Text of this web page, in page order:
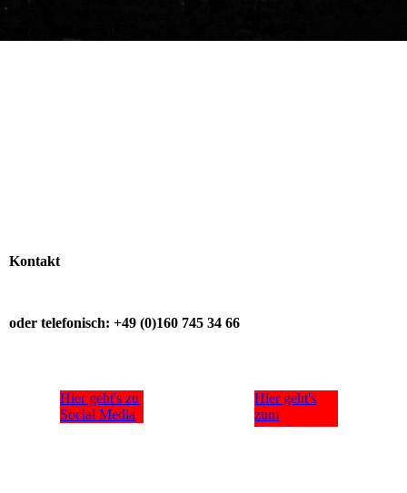
Kontakt
oder telefonisch: +49 (0)160 745 34 66
Hier geht's zu
Social Media
Hier geht's
zum
Newsletter